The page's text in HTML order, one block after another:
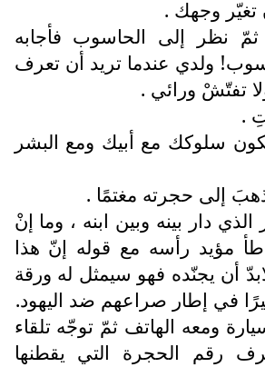
وجهك .
نظر إلى الحاسوب فأجابه
ولدي عندما تريد أن تعرف
تفتّشْ ورائي .
.
سلوكك مع أبيك ومع البشر
إلى حجرته مغتمًا .
دار بينه وبين ابنه ، وما إنْ
مؤيد رأسه مع قوله إنّ هذا
أن يجنّده فهو سيمثل له ورقة
في إطار صراعهم ضد اليهود.
ومعه الهاتف ثمّ توجّه تلقاء
رقم الحجرة التي يقطنها